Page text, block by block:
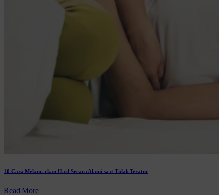
10 Cara Melancarkan Haid Secara Alami saat Tidak Teratur
Read More